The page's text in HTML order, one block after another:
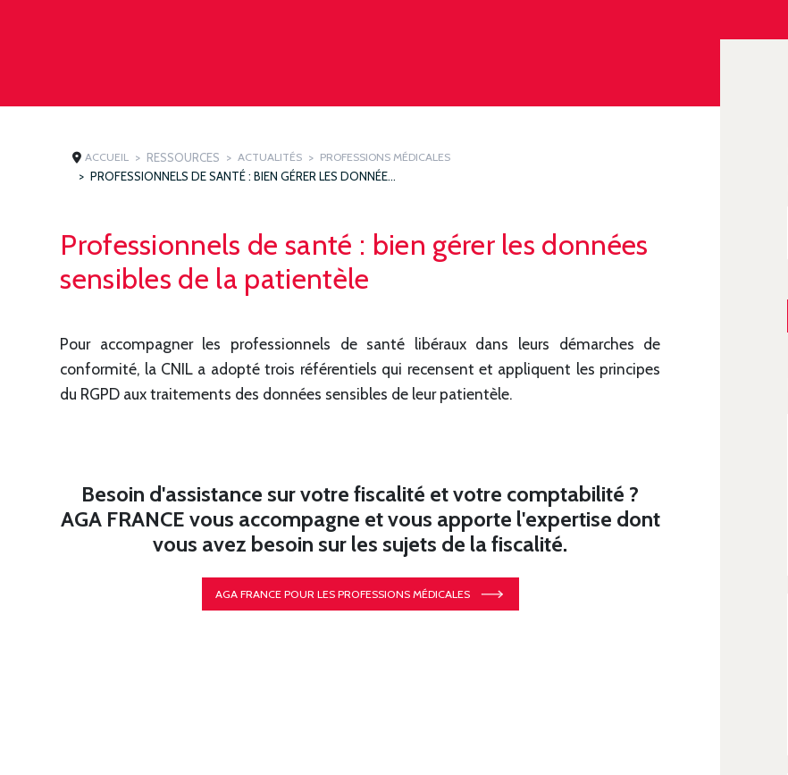
ACCUEIL RESSOURCES ACTUALITÉS PROFESSIONS MÉDICALES
PROFESSIONNELS DE SANTÉ : BIEN GÉRER LES DONNÉES SENSIBLES DE LA PATIENTÈLE
Professionnels de santé : bien gérer les données
sensibles de la patientèle
Pour accompagner les professionnels de santé libéraux dans leurs démarches de
conformité, la CNIL a adopté trois référentiels qui recensent et appliquent les principes
du RGPD aux traitements des données sensibles de leur patientèle.
Besoin d'assistance sur votre fiscalité et votre comptabilité ?
AGA FRANCE vous accompagne et vous apporte l'expertise dont
vous avez besoin sur les sujets de la fiscalité.
AGA FRANCE POUR LES PROFESSIONS MÉDICALES